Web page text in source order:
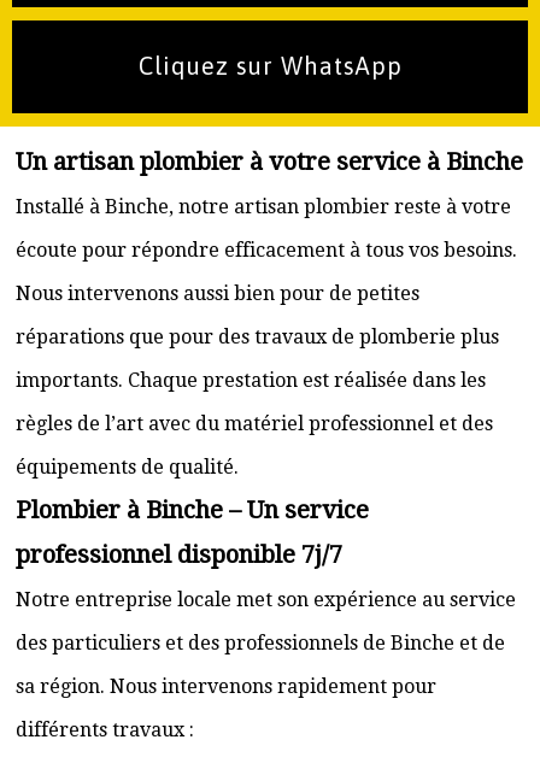
Cliquez sur WhatsApp
Un artisan plombier à votre service à Binche
Installé à Binche, notre artisan plombier reste à votre
écoute pour répondre efficacement à tous vos besoins.
Nous intervenons aussi bien pour de petites
réparations que pour des travaux de plomberie plus
importants. Chaque prestation est réalisée dans les
règles de l’art avec du matériel professionnel et des
équipements de qualité.
Plombier à Binche – Un service
professionnel disponible 7j/7
Notre entreprise locale met son expérience au service
des particuliers et des professionnels de Binche et de
sa région. Nous intervenons rapidement pour
différents travaux :